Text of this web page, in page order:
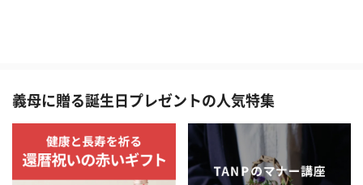
義母に贈る誕生日プレゼントの人気特集